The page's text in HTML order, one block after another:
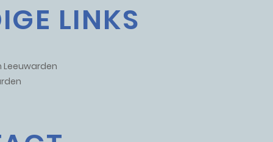
LINKS
Leeuwarden